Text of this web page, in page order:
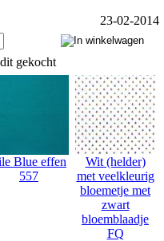
23-02-2014
gekocht
Blue effen
557
Wit (helder)
met veelkleurig
bloemetje met
zwart
bloemblaadje
FQ